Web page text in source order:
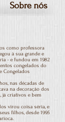
Sobre nós
como professora
à sua grande e
- e fundou em 1982
congelados do
Congelados
nas décadas de
na decoração dos
já criativos e bem
virou coisa séria, e
filhos, desde 1995